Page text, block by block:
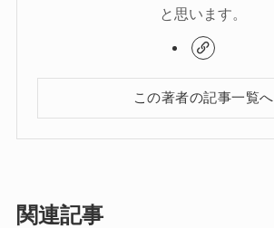
と思います。
この著者の記事一覧へ
関連記事